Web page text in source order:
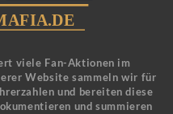
viele Fan-Aktionen im
Website sammeln wir für
und bereiten diese
und summieren